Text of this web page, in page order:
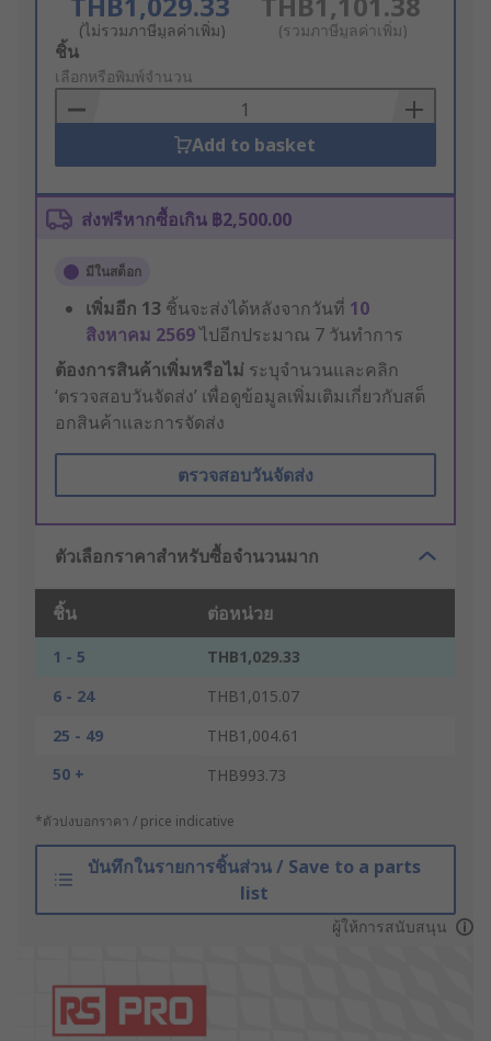
(ไม่รวมภาษีมูลค่าเพิ่ม) (รวมภาษีมูลค่าเพิ่ม)
Add
to
Basket
ชิ้น
เลือกหรือพิมพ์จำนวน
Add to basket
ส่งฟรีหากซื้อเกิน ฿2,500.00
มีในสต็อก
เพิ่มอีก 13 ชิ้นจะส่งได้หลังจากวันที่ 10
สิงหาคม 2569ไปอีกประมาณ 7 วันทำการ
ต้องการสินค้าเพิ่มหรือไม่ ระบุจำนวนและคลิก
‘ตรวจสอบวันจัดส่ง’ เพื่อดูข้อมูลเพิ่มเติมเกี่ยวกับสต็
อกสินค้าและการจัดส่ง
ตรวจสอบวันจัดส่ง
ตัวเลือกราคาสำหรับซื้อจำนวนมาก
ชิ้น ต่อหน่วย
1 - 5
THB1,029.33
6 - 24
THB1,015.07
25 - 49
THB1,004.61
50 +
THB993.73
*ตัวบ่งบอกราคา / price indicative
บันทึกในรายการชิ้นส่วน / Save to a parts
list
ผู้ให้การสนับสนุน